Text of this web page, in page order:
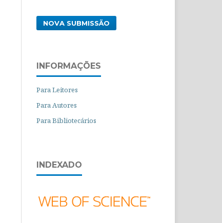
NOVA SUBMISSÃO
INFORMAÇÕES
Para Leitores
Para Autores
Para Bibliotecários
INDEXADO